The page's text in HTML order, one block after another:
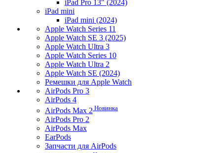
iPad Pro 13" (2024)
iPad mini
iPad mini (2024)
Apple Watch Series 11
Apple Watch SE 3 (2025)
Apple Watch Ultra 3
Apple Watch Series 10
Apple Watch Ultra 2
Apple Watch SE (2024)
Ремешки для Apple Watch
AirPods Pro 3
AirPods 4
AirPods Max 2 Новинка
AirPods Pro 2
AirPods Max
EarPods
Запчасти для AirPods